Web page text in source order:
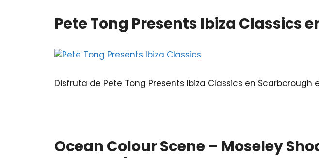
Pete Tong Presents Ibiza Classics
Disfruta de Pete Tong Presents Ibiza Classics en
Ocean Colour Scene – Moseley